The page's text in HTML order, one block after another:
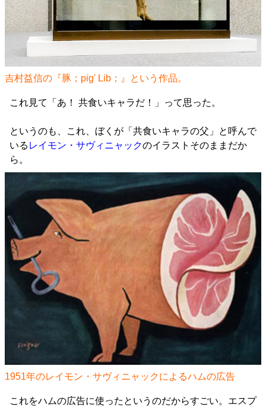
吉村益信の『豚；pig' Lib；』という作品。
これ見て「あ！ 共食いキャラだ！」って思った。
というのも、これ、ぼくが「共食いキャラの父」と呼んで
いる レイモン・サヴィニャックのイラストそのままだか
ら。
1951年のレイモン・サヴィニャックによるハムの広告
これをハムの広告に使ったというのだからすごい。エスプ